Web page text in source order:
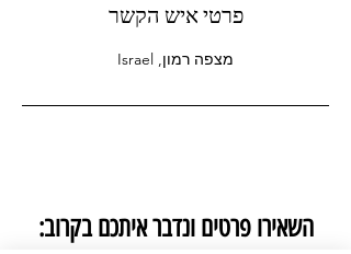
פרטי איש הקשר
מצפה רמון, Israel
:השאירו פרטים ונדבר איתכם בקרוב